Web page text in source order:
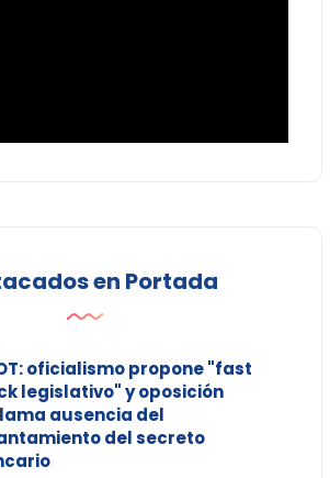
en Portada
oficialismo propone "fast
legislativo" y oposición
ausencia del
del secreto